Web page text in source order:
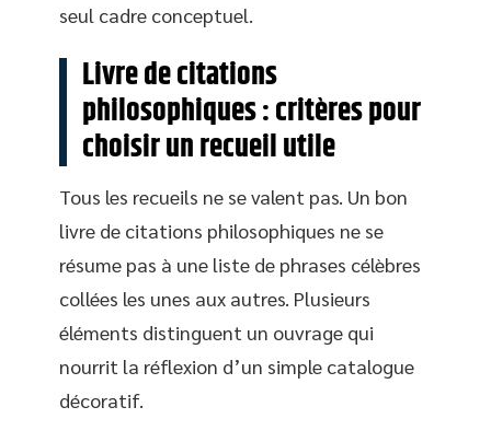
seul cadre conceptuel.
Livre de citations
philosophiques : critères pour
choisir un recueil utile
Tous les recueils ne se valent pas. Un bon
livre de citations philosophiques ne se
résume pas à une liste de phrases célèbres
collées les unes aux autres. Plusieurs
éléments distinguent un ouvrage qui
nourrit la réflexion d’un simple catalogue
décoratif.